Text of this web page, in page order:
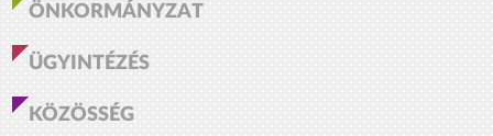
ÖNKORMÁNYZAT
ÜGYINTÉZÉS
KÖZÖSSÉG